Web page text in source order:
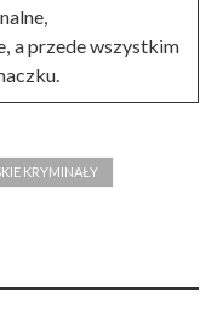
a przede wszystkim
KRYMINAŁY